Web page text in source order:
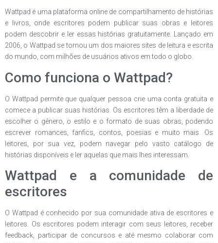
Wattpad é uma plataforma online de compartilhamento de histórias
e livros, onde escritores podem publicar suas obras e leitores
podem descobrir e ler essas histórias gratuitamente. Lançado em
2006, o Wattpad se tornou um dos maiores sites de leitura e escrita
do mundo, com milhões de usuários ativos em todo o globo.
Como funciona o Wattpad?
O Wattpad permite que qualquer pessoa crie uma conta gratuita e
comece a publicar suas histórias. Os escritores têm a liberdade de
escolher o gênero, o estilo e o formato de suas obras, podendo
escrever romances, fanfics, contos, poesias e muito mais. Os
leitores, por sua vez, podem navegar pelo vasto catálogo de
histórias disponíveis e ler aquelas que mais lhes interessam.
Wattpad e a comunidade de
escritores
O Wattpad é conhecido por sua comunidade ativa de escritores e
leitores. Os escritores podem interagir com seus leitores, receber
feedback, participar de concursos e até mesmo colaborar com